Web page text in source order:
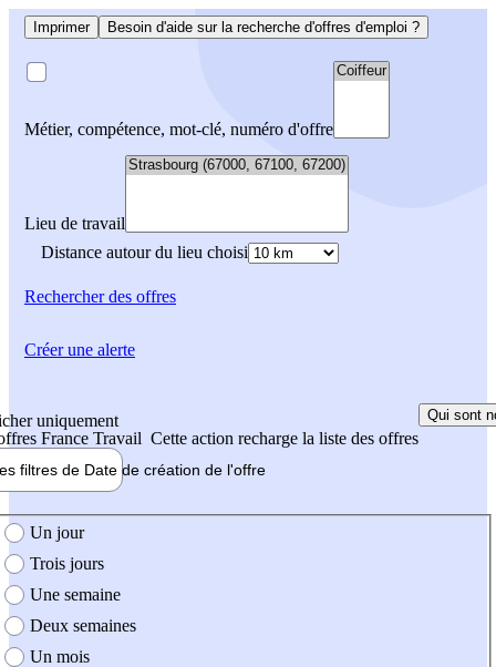
Imprimer Besoin d'aide sur la recherche d'offres d'emploi ?
Métier, compétence, mot-clé, numéro d'offre
Lieu de travail
Distance autour du lieu choisi
Rechercherdes offres
uniquement
France Travail Cette action recharge la liste des offres
Qui sont
filtres de Date de création de l'offre
création de l'offre
Un jour
Trois jours
Une semaine
Deux semaines
Un mois
Créer une alerte